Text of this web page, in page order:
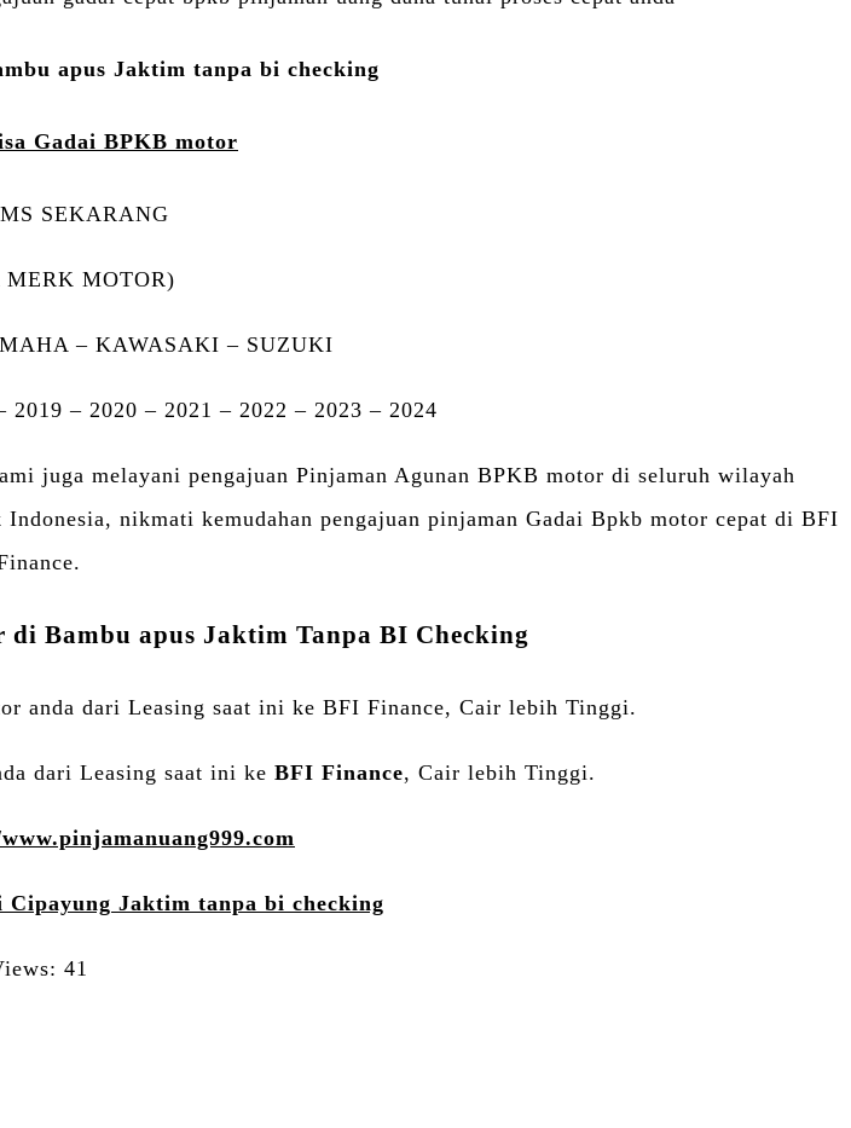
apus Jaktim tanpa bi checking
Gadai BPKB motor
SEKARANG
MERK MOTOR)
– KAWASAKI – SUZUKI
2019 – 2020 – 2021 – 2022 – 2023 – 2024
juga melayani pengajuan Pinjaman Agunan BPKB motor di seluruh wilayah
nikmati kemudahan pengajuan pinjaman Gadai Bpkb motor cepat di BFI
Bambu apus Jaktim Tanpa BI Checking
anda dari Leasing saat ini ke BFI Finance, Cair lebih Tinggi.
dari Leasing saat ini ke BFI Finance, Cair lebih Tinggi.
Jaktim tanpa bi checking
41